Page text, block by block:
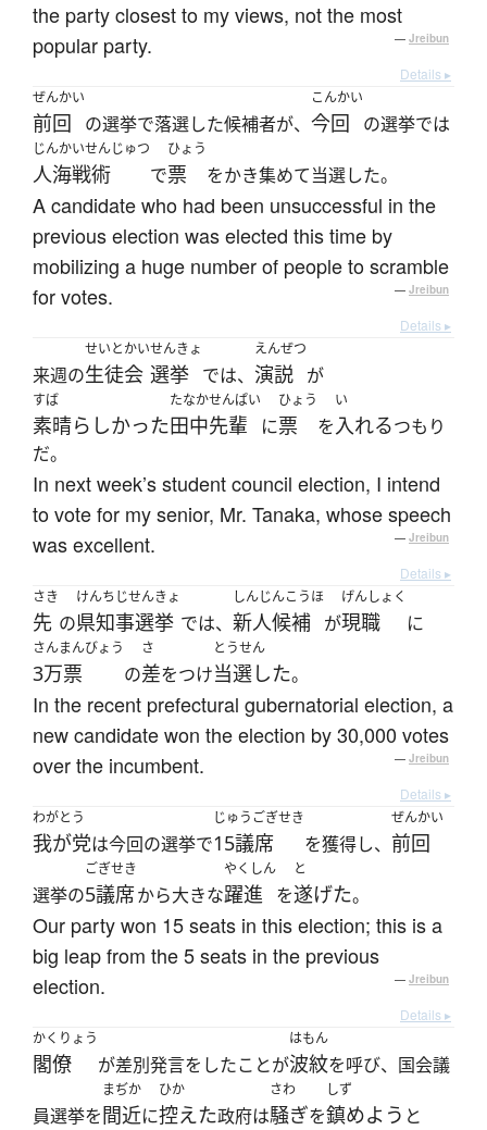
the party closest to my views, not the most
popular party.
— Jreibun
Details ▸
ぜんかい
前回 の選挙で落選した候補者が、
こんかい
今回 の選挙では
じんかいせんじゅつ
人海戦術 で
ひょう
票 をかき集めて当選した。
A candidate who had been unsuccessful in the
previous election was elected this time by
mobilizing a huge number of people to scramble
for votes.
— Jreibun
Details ▸
来週の
せいとかい
生徒会
せんきょ
選挙 では、
えんぜつ
演説 が
すば
素晴らしかった
たなかせんぱい
田中先輩 に
ひょう
票 を
い
入れるつもり
だ。
In next week’s student council election, I intend
to vote for my senior, Mr. Tanaka, whose speech
was excellent.
— Jreibun
Details ▸
さき
先 の
けんちじせんきょ
県知事選挙 では、
しんじんこうほ
新人候補 が
げんしょく
現職 に
さんまんびょう
3万票 の
さ
差をつけ
とうせん
当選した。
In the recent prefectural gubernatorial election, a
new candidate won the election by 30,000 votes
over the incumbent.
— Jreibun
Details ▸
わがとう
我が党は今回の選挙で
じゅうごぎせき
15議席 を獲得し、
ぜんかい
前回
選挙の
ごぎせき
5議席から大きな
やくしん
躍進 を
と
遂げた。
Our party won 15 seats in this election; this is a
big leap from the 5 seats in the previous
election.
— Jreibun
Details ▸
かくりょう
閣僚 が差別発言をしたことが
はもん
波紋を呼び、国会議
員選挙を
まぢか
間近に
ひか
控えた政府は
さわ
騒ぎを
しず
鎮めよう と